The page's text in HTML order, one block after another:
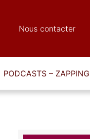
Nous contacter
PODCASTS – ZAPPING